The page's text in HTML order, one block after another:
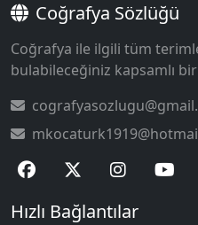
Coğrafya Sözlüğü
Coğrafya ile ilgili tüm
bulabileceğiniz kapsamlı
Hızlı Bağlantılar